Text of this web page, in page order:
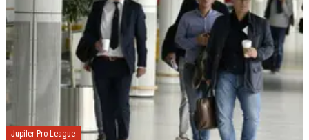
Jupiler Pro League